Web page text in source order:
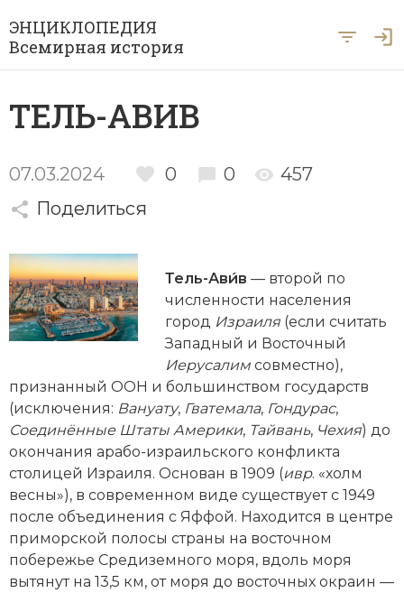
ЭНЦИКЛОПЕДИЯ
Всемирная история
Рубрики
Азия
Археология
Африка
Ближний Восток
Византия
Генеалогия, геральдика
Государство и право
Европа
Историческая география и топонимика
Античность
История Первобытного общества
История Средних веков
Новейшая история
А … Я
Й К Л М Н О П Р С
У Ф Х Ч Ш Щ Ы Э
ТЕЛЬ-АВИВ
07.03.2024 0 0
457
Поделиться
Тель-Ави́в — второй по
численности населения
город Израиля(если считать
Западный и Восточный
Иерусалимсовместно),
признанный ООН и большинством государств
(исключения: Вануату, Гватемала, Гондурас,
Соединённые Штаты Америки, Тайвань, Чехия) до
окончания арабо-израильского конфликта
столицей Израиля. Основан в 1909 (ивр. «холм
весны»), в современном виде существует с 1949
после объединения с Яффой. Находится в центре
приморской полосы страны на восточном
побережье Средиземного моря, вдоль моря
вытянут на 13,5 км, от моря до восточных окраин —